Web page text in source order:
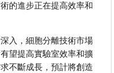
的進步正在提高效率和
入，細胞分離技術市場
望提高實驗室效率和擴
不斷成長，預計將創造